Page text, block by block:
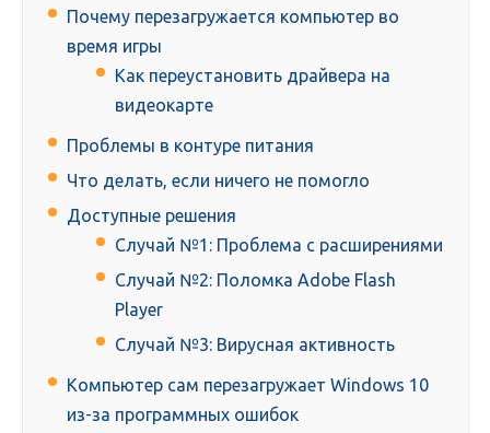
Почему перезагружается компьютер во
время игры
Как переустановить драйвера на
видеокарте
Проблемы в контуре питания
Что делать, если ничего не помогло
Доступные решения
Случай №1: Проблема с расширениями
Случай №2: Поломка Adobe Flash
Player
Случай №3: Вирусная активность
Компьютер сам перезагружает Windows 10
из-за программных ошибок